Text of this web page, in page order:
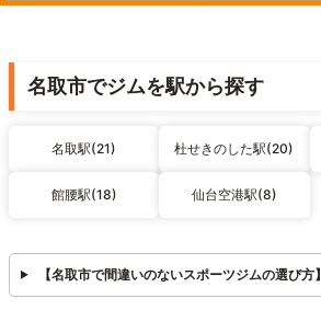
名取市でジムを駅から探す
名取駅(21) 杜せきのした駅(20)
館腰駅(18) 仙台空港駅(8)
【名取市で間違いのないスポーツジムの選び方】